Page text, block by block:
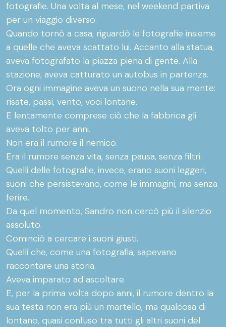
fotografie. Una volta al mese, nel weekend partiva
per un viaggio diverso.
Quando tornò a casa, riguardò le fotografie insieme
a quelle che aveva scattato lui. Accanto alla statua,
aveva fotografato la piazza piena di gente. Alla
stazione, aveva catturato un autobus in partenza.
Ora ogni immagine aveva un suono nella sua mente:
risate, passi, vento, voci lontane.
E lentamente comprese ciò che la fabbrica gli
aveva tolto per anni.
Non era il rumore il nemico.
Era il rumore senza vita, senza pausa, senza filtri.
Quelli delle fotografie, invece, erano suoni leggeri,
suoni che persistevano, come le immagini, ma senza
ferire.
Da quel momento, Sandro non cercò più il silenzio
assoluto.
Cominciò a cercare i suoni giusti.
Quelli che, come una fotografia, sapevano
raccontare una storia.
Aveva imparato ad ascoltare.
E, per la prima volta dopo anni, il rumore dentro la
sua testa non era più un martello, ma qualcosa di
lontano, quasi confuso tra tutti gli altri suoni del